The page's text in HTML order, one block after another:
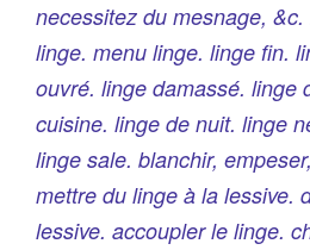
necessitez du mesnage, &c.
linge. menu linge. linge fin.
ouvré. linge damassé. linge
cuisine. linge de nuit. linge
linge sale. blanchir,
mettre du linge à la lessive.
lessive. accoupler le linge.